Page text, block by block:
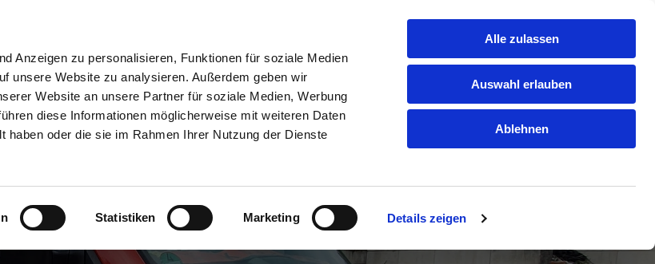
Anzeigen zu personalisieren, Funktionen für soziale Medien
unsere Website zu analysieren. Außerdem geben wir
Website an unsere Partner für soziale Medien, Werbung
diese Informationen möglicherweise mit weiteren Daten
haben oder die sie im Rahmen Ihrer Nutzung der Dienste
Statistiken Marketing Details zeigen
Alle zulassen
Auswahl erlauben
Ablehnen
Leistungen Container & Fahrzeuge Wertstoffe Jobs Kontakt